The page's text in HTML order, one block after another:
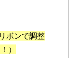
ボンで調整
）